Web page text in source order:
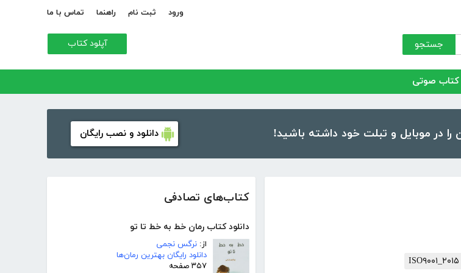
ورود ثبت نام راهنما تماس با ما
جستجو آپلود کتاب
کتاب صوتی
دانلود و نصب رایگان
کتاب‌های تصادفی
دانلود کتاب رمان خط به خط تا تو
از: نرگس نجمی
دانلود رایگان بهترین رمان‌ها
۳۵۷ صفحه